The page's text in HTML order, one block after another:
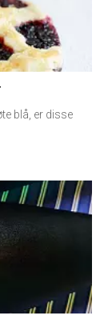
blå, er disse